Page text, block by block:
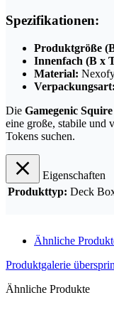
Spezifikationen:
Produktgröße
Innenfach (B x
Material:
Verpackungsart:
Die Gamegenic
eine große, stabile und
Tokens suchen.
Eigenschaften
Produkttyp: Deck
Ähnliche
Produktgalerie
Ähnliche Produkte